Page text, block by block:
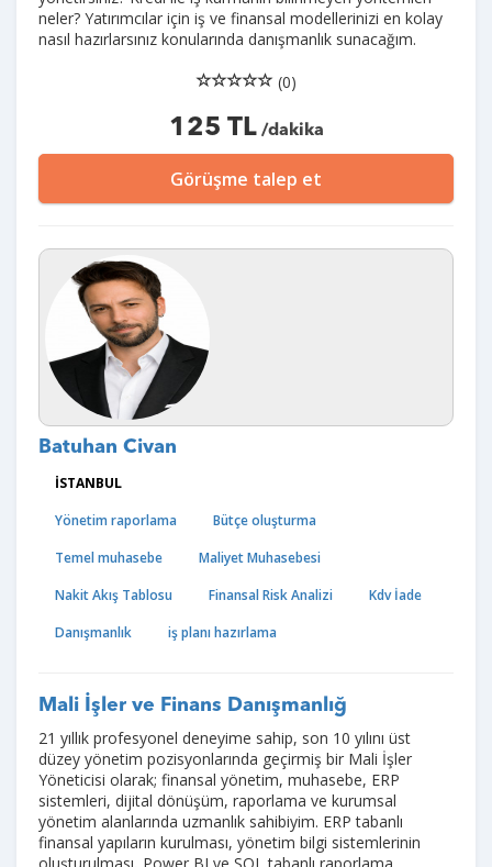
neler? Yatırımcılar için iş ve finansal modellerinizi en kolay
nasıl hazırlarsınız konularında danışmanlık sunacağım.
(0)
125 TL/dakika
Görüşme talep et
Batuhan Civan
İSTANBUL
Yönetim raporlama
Bütçe oluşturma
Temel muhasebe
Maliyet Muhasebesi
Nakit Akış Tablosu
Finansal Risk Analizi
Kdv İade
Danışmanlık
iş planı hazırlama
Mali İşler ve Finans Danışmanlığ
21 yıllık profesyonel deneyime sahip, son 10 yılını üst
düzey yönetim pozisyonlarında geçirmiş bir Mali İşler
Yöneticisi olarak; finansal yönetim, muhasebe, ERP
sistemleri, dijital dönüşüm, raporlama ve kurumsal
yönetim alanlarında uzmanlık sahibiyim. ERP tabanlı
finansal yapıların kurulması, yönetim bilgi sistemlerinin